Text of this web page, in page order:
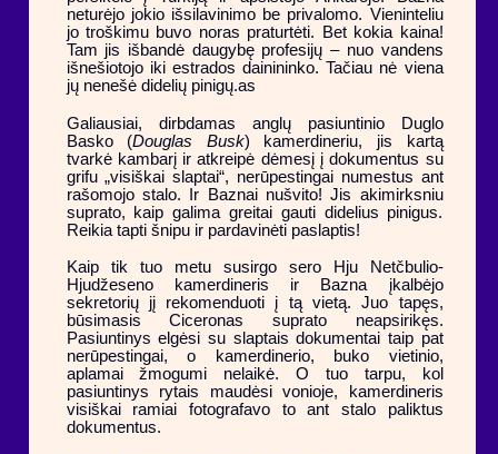
neturėjo jokio išsilavinimo be privalomo. Vieninteliu
jo troškimu buvo noras praturtėti. Bet kokia kaina!
Tam jis išbandė daugybę profesijų – nuo vandens
išnešiotojo iki estrados dainininko. Tačiau nė viena
jų nenešė didelių pinigų.as
Galiausiai, dirbdamas anglų pasiuntinio Duglo
Basko (Douglas Busk) kamerdineriu, jis kartą
tvarkė kambarį ir atkreipė dėmesį į dokumentus su
grifu „visiškai slaptai“, nerūpestingai numestus ant
rašomojo stalo. Ir Baznai nušvito! Jis akimirksniu
suprato, kaip galima greitai gauti didelius pinigus.
Reikia tapti šnipu ir pardavinėti paslaptis!
Kaip tik tuo metu susirgo sero Hju Netčbulio-
Hjudžeseno kamerdineris ir Bazna įkalbėjo
sekretorių jį rekomenduoti į tą vietą. Juo tapęs,
būsimasis Ciceronas suprato neapsirikęs.
Pasiuntinys elgėsi su slaptais dokumentai taip pat
nerūpestingai, o kamerdinerio, buko vietinio,
aplamai žmogumi nelaikė. O tuo tarpu, kol
pasiuntinys rytais maudėsi vonioje, kamerdineris
visiškai ramiai fotografavo to ant stalo paliktus
dokumentus.